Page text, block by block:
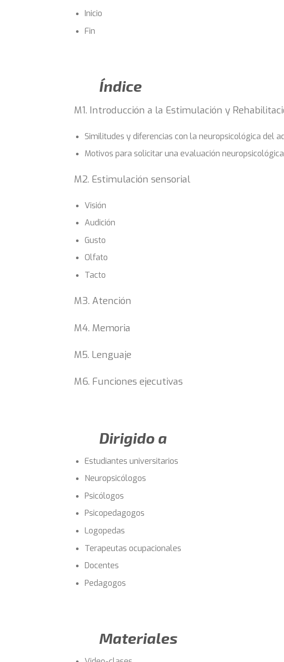
Inicio
Fin
Índice
M1. Introducción a la Estimulación y
Similitudes y diferencias con la neuropsicológica del
Motivos para solicitar una evaluación neuropsicológica
M2. Estimulación sensorial
Visión
Audición
Gusto
Olfato
Tacto
M3. Atención
M4. Memoria
M5. Lenguaje
M6. Funciones ejecutivas
Dirigido a
Estudiantes universitarios
Neuropsicólogos
Psicólogos
Psicopedagogos
Logopedas
Terapeutas ocupacionales
Docentes
Pedagogos
Materiales